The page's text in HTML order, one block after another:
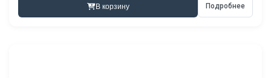
В корзину Подробнее